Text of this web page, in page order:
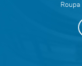
Roupa